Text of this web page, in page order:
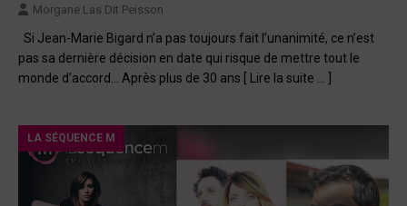
Morgane Las Dit Peisson
Si Jean-Marie Bigard n’a pas toujours fait l’unanimité, ce n’est
pas sa dernière décision en date qui risque de mettre tout le
monde d’accord… Après plus de 30 ans
[ Lire la suite … ]
LA SÉQUENCE M